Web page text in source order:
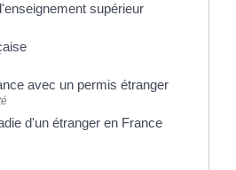
supérieur
avec un permis étranger
d'un étranger en France